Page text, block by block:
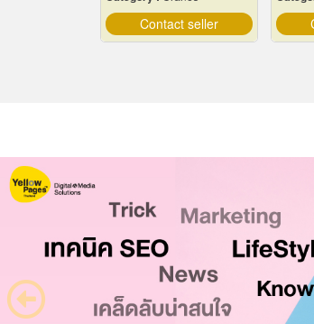
Contact seller